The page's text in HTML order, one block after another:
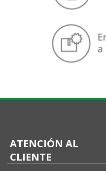
ATENCIÓN AL
CLIENTE